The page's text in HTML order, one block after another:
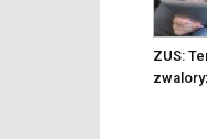
ZUS: